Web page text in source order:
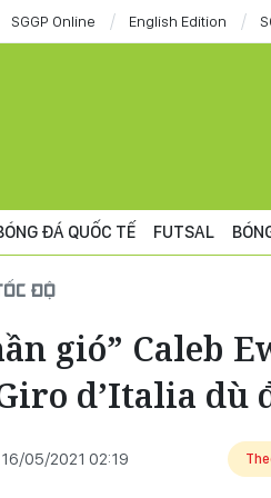
SGGP Online English Edition
ĐÁ QUỐC TẾ FUTSAL
ĐỘ
gió” Caleb
d’Italia dù
16/05/2021 02:19